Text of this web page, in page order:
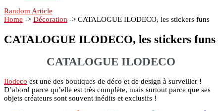
Random Article
Home -> Décoration -> CATALOGUE ILODECO, les stickers funs
CATALOGUE ILODECO, les stickers funs
CATALOGUE ILODECO
Ilodeco est une des boutiques de déco et de design à surveiller !
D’abord parce qu’elle est très complète, mais surtout parce que ses
objets créateurs sont souvent inédits et exclusifs !